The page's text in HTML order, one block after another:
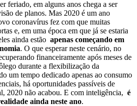
feriado, em alguns anos chega a ser
de planos. Mas 2020 é um ano
coronavírus fez com que muitas
e, em uma época em que já se estaria
ainda estão apenas começando em
. O que esperar neste cenário, no
financeiramente após meses de
durante a flexibilização da
um tempo dedicado apenas ao consumo
há oportunidades passíveis de
2020 não acabou. E com inteligência, é
ainda neste ano.